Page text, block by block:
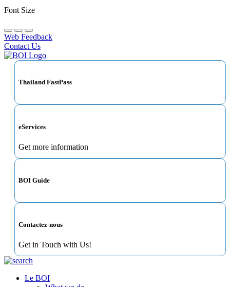
Font Size
Web Feedback
Contact Us
Thailand FastPass
eServices
Get more information
BOI Guide
Contactez-nous
Get in Touch with Us!
Le BOI